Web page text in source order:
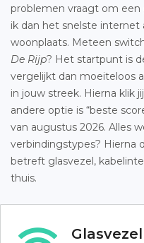
problemen vraagt om een
ik dan het snelste
woonplaats. Meteen
De Rijp? Het startpunt is
vergelijkt dan moeiteloos
in jouw streek. Hierna klik
andere optie is “beste
van augustus 2026. Alles
verbindingstypes? Hierna
betreft glasvezel,
thuis.